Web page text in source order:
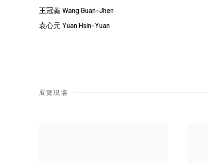
王冠蓁 Wang Guan-Jhen
袁心元 Yuan Hsin-Yuan
展覽現場